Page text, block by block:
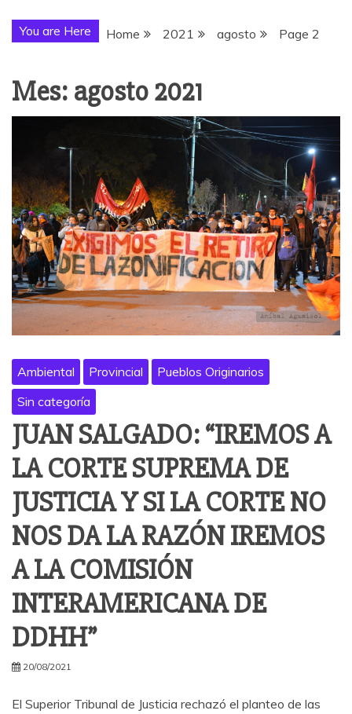
You are Here Home 2021 agosto Page 2
Mes: agosto 2021
Ambiental Provincial
Pueblos Originarios
Sin categoría
JUAN SALGADO: “IREMOS A
LA CORTE SUPREMA DE
JUSTICIA Y SI LA CORTE NO
NOS DA LA RAZÓN IREMOS
A LA COMISIÓN
INTERAMERICANA DE
DDHH”
20/08/2021
El Superior Tribunal de Justicia rechazó el planteo de las